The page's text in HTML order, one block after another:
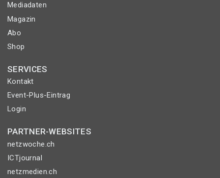
Mediadaten
Magazin
Abo
Shop
SERVICES
Kontakt
Event-Plus-Eintrag
Login
PARTNER-WEBSITES
netzwoche.ch
ICTjournal
netzmedien.ch